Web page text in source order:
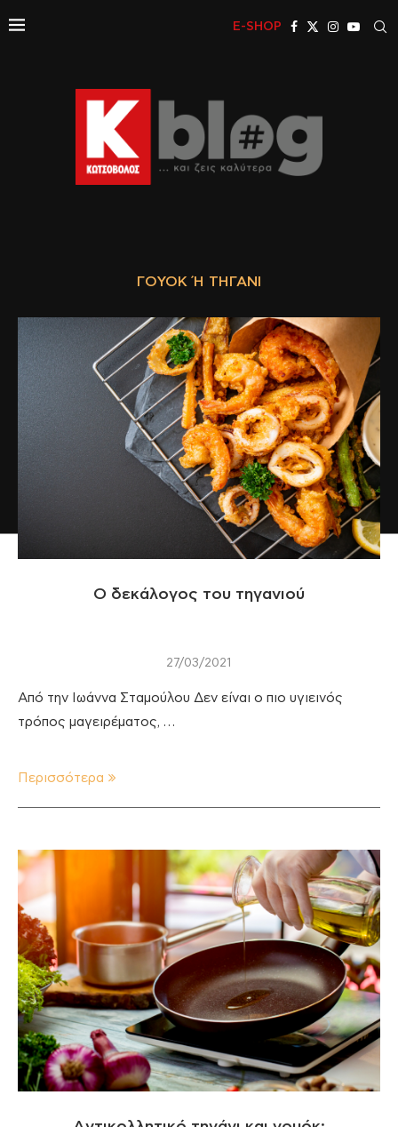
E-SHOP
ΓΟΥΌΚ Ή ΤΗΓΆΝΙ
Ο δεκάλογος του τηγανιού
27/03/2021
Από την Ιωάννα Σταμούλου Δεν είναι ο πιο υγιεινός
τρόπος μαγειρέματος, …
Περισσότερα